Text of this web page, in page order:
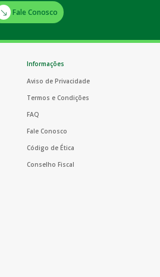
Fale Conosco
Informações
Aviso de Privacidade
Termos e Condições
FAQ
Fale Conosco
Código de Ética
Conselho Fiscal